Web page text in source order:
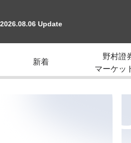
2026.08.06 Update
新着
野村證
マーケッ